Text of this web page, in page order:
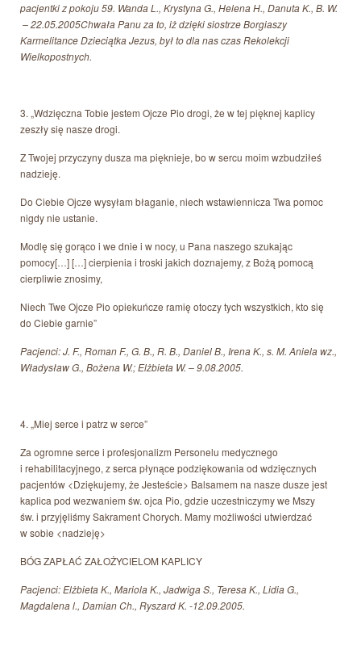
pacjentki z pokoju 59. Wanda L., Krystyna G., Helena H., Danuta K., B. W.
– 22.05.2005Chwała Panu za to, iż dzięki siostrze Borgiaszy
Karmelitance Dzieciątka Jezus, był to dla nas czas Rekolekcji
Wielkopostnych.
3. „Wdzięczna Tobie jestem Ojcze Pio drogi, że w tej pięknej kaplicy
zeszły się nasze drogi.
Z Twojej przyczyny dusza ma pięknieje, bo w sercu moim wzbudziłeś
nadzieję.
Do Ciebie Ojcze wysyłam błaganie, niech wstawiennicza Twa pomoc
nigdy nie ustanie.
Modlę się gorąco i we dnie i w nocy, u Pana naszego szukając
pomocy[…] […] cierpienia i troski jakich doznajemy, z Bożą pomocą
cierpliwie znosimy,
Niech Twe Ojcze Pio opiekuńcze ramię otoczy tych wszystkich, kto się
do Ciebie garnie”
Pacjenci: J. F., Roman F., G. B., R. B., Daniel B., Irena K., s. M. Aniela wz.,
Władysław G., Bożena W.; Elżbieta W. – 9.08.2005.
4. „Miej serce i patrz w serce”
Za ogromne serce i profesjonalizm Personelu medycznego
i rehabilitacyjnego, z serca płynące podziękowania od wdzięcznych
pacjentów <Dziękujemy, że Jesteście> Balsamem na nasze dusze jest
kaplica pod wezwaniem św. ojca Pio, gdzie uczestniczymy we Mszy
św. i przyjęliśmy Sakrament Chorych. Mamy możliwości utwierdzać
w sobie <nadzieję>
BÓG ZAPŁAĆ ZAŁOŻYCIELOM KAPLICY
Pacjenci: Elżbieta K., Mariola K., Jadwiga S., Teresa K., Lidia G.,
Magdalena l., Damian Ch., Ryszard K. -12.09.2005.